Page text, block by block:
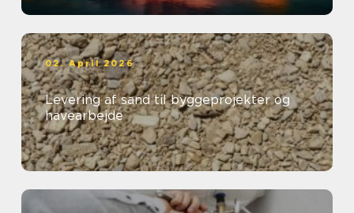
02. April 2026
Levering af sand til byggeprojekter og
havearbejde